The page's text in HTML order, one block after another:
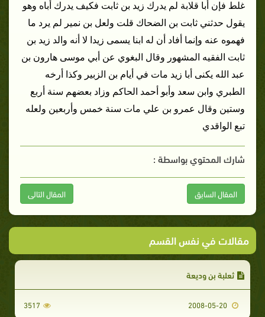
غلط فإن أبا قلابة لم يدرك زيد بن ثابت فكيف يدرك أباه وهو
يقول حدثني ثابت بن الضحاك قلت ولعل بن نمير لم يرد ما
فهموه عنه وإنما أفاد أن له ابنا يسمى زيدا لا أنه والد زيد بن
ثابت الفقيه المشهور وقال البغوي عن أبي موسى هارون بن
عبد الله يكنى أبا زيد مات في أيام بن الزبير وكذا أرخه
الطبري وابن سعد وأبو أحمد الحاكم وزاد بعضهم سنة أربع
وستين وقال عمرو بن علي مات سنة خمس وأربعين ولعله
تبع الواقدي‏
شارك المحتوي بواسطة :
المقال السابق المقال التالى
مقالات في نفس القسم
ثعلبة بن وديعة
3517